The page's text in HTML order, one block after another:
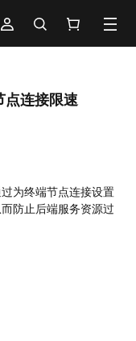
连接限速
为终端节点连接设置
防止后端服务资源过